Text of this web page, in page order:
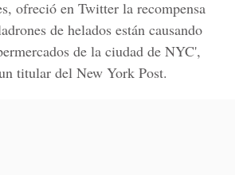
ofreció en Twitter la recompensa
de helados están causando
de la ciudad de NYC',
titular del New York Post.